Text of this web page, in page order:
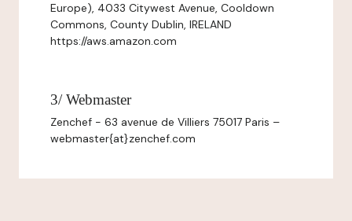
Europe), 4033 Citywest Avenue, Cooldown
Commons, County Dublin, IRELAND
https://aws.amazon.com
3/ Webmaster
Zenchef - 63 avenue de Villiers 75017 Paris –
webmaster{at}zenchef.com